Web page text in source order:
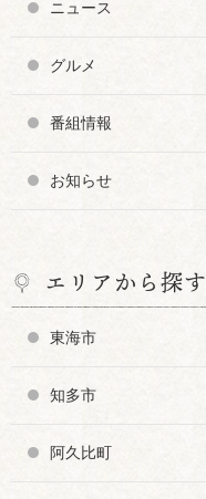
ニュース
グルメ
番組情報
お知らせ
エリアから探す
東海市
知多市
阿久比町